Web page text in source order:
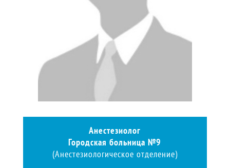
Анестезиолог
Городская больница №9
(Анестезиологическое отделение)